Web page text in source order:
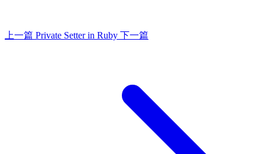
上一篇 Private Setter in Ruby 下一篇